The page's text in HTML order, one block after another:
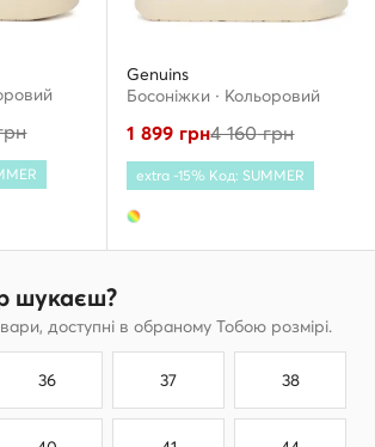
Genuins
Босоніжки · Кольоровий
1 899 грн4 160грн
extra -15% Код: SUMMER
шукаєш?
доступні в обраному Тобою розмірі.
36 37 38